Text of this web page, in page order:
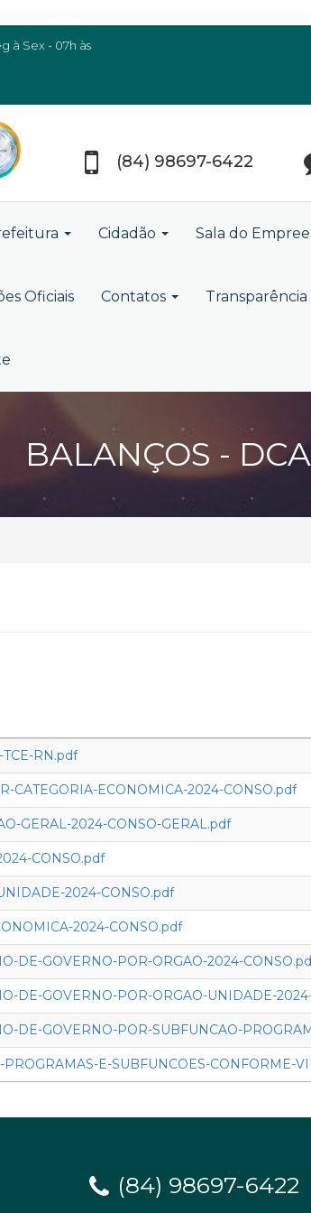
à Sex - 07h às
(84) 98697-6422
Cidadão Sala do
Oficiais Contatos Transparência
BALANÇOS -
RN.pdf
CATEGORIA-ECONOMICA-2024-CONSO.pdf
GERAL-2024-CONSO-GERAL.pdf
CONSO.pdf
2024-CONSO.pdf
2024-CONSO.pdf
DE-GOVERNO-POR-ORGAO-2024-
DE-GOVERNO-POR-ORGAO-UNIDADE-
DE-GOVERNO-POR-SUBFUNCAO-
E-SUBFUNCOES-CONFORME-
(84) 98697-6422